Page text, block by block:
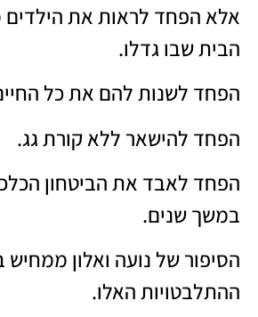
אלא הפחד לראות את
הבית שבו גדלו.
הפחד לשנות להם את כל
הפחד להישאר ללא קורת גג.
הפחד לאבד את הביטחון
במשך שנים.
הסיפור של נועה ואלון ממחיש
ההתלבטויות האלו.